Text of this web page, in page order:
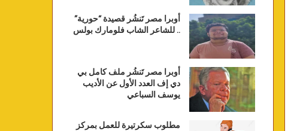
أوبرا مصر تَنشُر قصيدة “حورية”
.. للشاعر الشاب فلومارك بولس
أوبرا مصر تَنشُر ملف كامل بي
دي إف العدد الأول عن الأديب
يوسف السباعي
مطلوب سكرتيرة للعمل بمركز